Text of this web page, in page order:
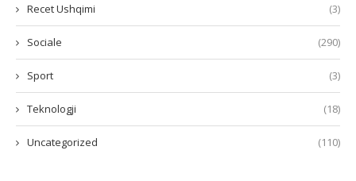
Recet Ushqimi (3)
Sociale (290)
Sport (3)
Teknologji (18)
Uncategorized (110)